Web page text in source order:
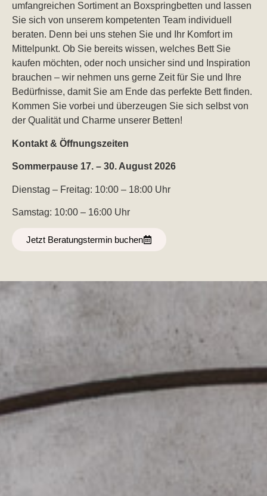
umfangreichen Sortiment an Boxspringbetten und lassen
Sie sich von unserem kompetenten Team individuell
beraten. Denn bei uns stehen Sie und Ihr Komfort im
Mittelpunkt. Ob Sie bereits wissen, welches Bett Sie
kaufen möchten, oder noch unsicher sind und Inspiration
brauchen – wir nehmen uns gerne Zeit für Sie und Ihre
Bedürfnisse, damit Sie am Ende das perfekte Bett finden.
Kommen Sie vorbei und überzeugen Sie sich selbst von
der Qualität und Charme unserer Betten!
Kontakt & Öffnungszeiten
Sommerpause 17. – 30. August 2026
Dienstag – Freitag: 10:00 – 18:00 Uhr
Samstag: 10:00 – 16:00 Uhr
Jetzt Beratungstermin buchen